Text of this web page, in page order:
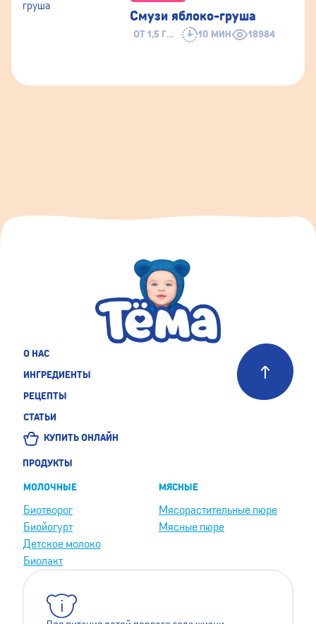
ОТ 1,5 ГОДА 10 МИН 18984
Смузи яблоко-груша
О НАС
ИНГРЕДИЕНТЫ
РЕЦЕПТЫ
СТАТЬИ
КУПИТЬ ОНЛАЙН
ПРОДУКТЫ
МОЛОЧНЫЕ
Биотворог
Биойогурт
Детское молоко
Биолакт
МЯСНЫЕ
Мясорастительные пюре
Мясные пюре